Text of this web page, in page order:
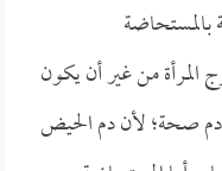
بالمستحاضة
من غير أن يكون
صحة؛ لأن دم الحيض